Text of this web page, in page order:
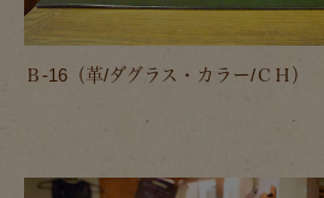
Ｂ-16（革/ダグラス・カラー/ＣＨ）